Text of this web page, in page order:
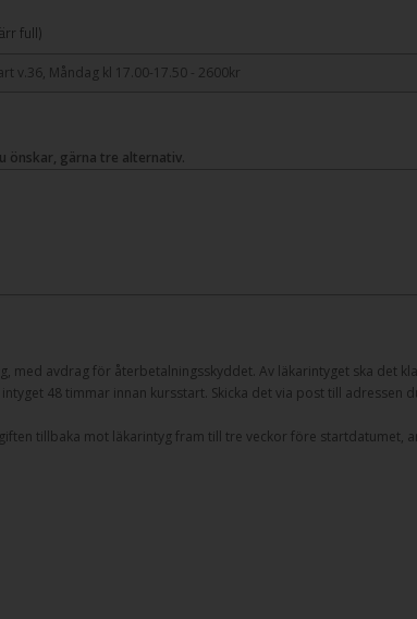
full)
v.36, Måndag kl 17.00-17.50 - 2600kr
önskar, gärna tre alternativ.
med avdrag för återbetalningsskyddet. Av läkarintyget ska det
48 timmar innan kursstart. Skicka det via post till adressen
tillbaka mot läkarintyg fram till tre veckor före startdatumet,